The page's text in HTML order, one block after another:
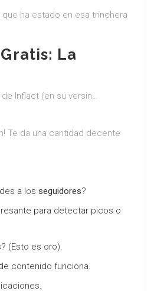
ha estado en esa trinchera
: La
Inflact (en su versin…
Te da una cantidad decente
a los seguidores?
para detectar picos o
(Esto es oro).
contenido funciona.